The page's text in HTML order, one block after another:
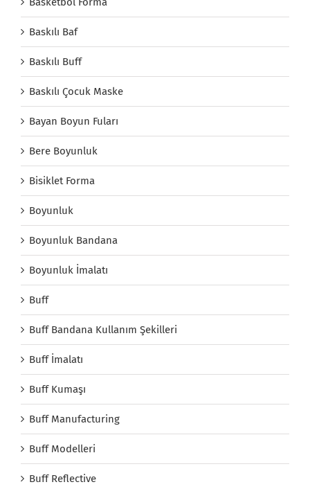
Baskılı Baf
Baskılı Buff
Baskılı Çocuk Maske
Bayan Boyun Fuları
Bere Boyunluk
Bisiklet Forma
Boyunluk
Boyunluk Bandana
Boyunluk İmalatı
Buff
Buff Bandana Kullanım Şekilleri
Buff İmalatı
Buff Kumaşı
Buff Manufacturing
Buff Modelleri
Buff Reflective